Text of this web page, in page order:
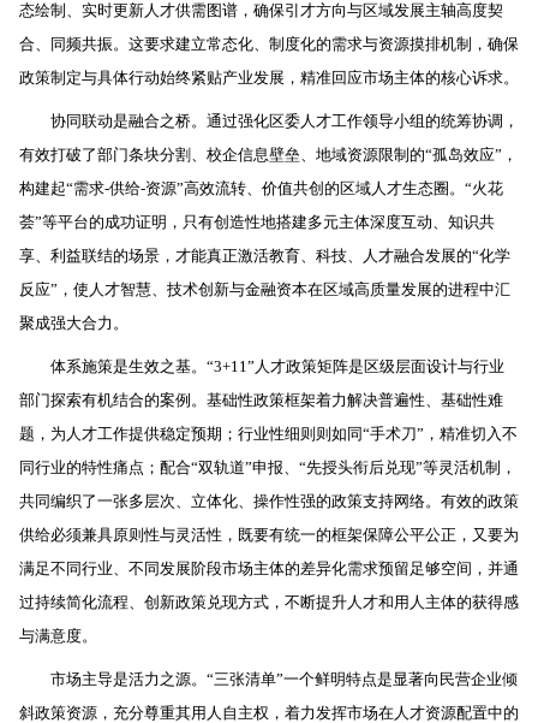
态绘制、实时更新人才供需图谱，确保引才方向与区域发展主轴高度契
合、同频共振。这要求建立常态化、制度化的需求与资源摸排机制，确保
政策制定与具体行动始终紧贴产业发展，精准回应市场主体的核心诉求。
协同联动是融合之桥。通过强化区委人才工作领导小组的统筹协调，
有效打破了部门条块分割、校企信息壁垒、地域资源限制的“孤岛效应”，
构建起“需求-供给-资源”高效流转、价值共创的区域人才生态圈。“火花
荟”等平台的成功证明，只有创造性地搭建多元主体深度互动、知识共
享、利益联结的场景，才能真正激活教育、科技、人才融合发展的“化学
反应”，使人才智慧、技术创新与金融资本在区域高质量发展的进程中汇
聚成强大合力。
体系施策是生效之基。“3+11”人才政策矩阵是区级层面设计与行业
部门探索有机结合的案例。基础性政策框架着力解决普遍性、基础性难
题，为人才工作提供稳定预期；行业性细则则如同“手术刀”，精准切入不
同行业的特性痛点；配合“双轨道”申报、“先授头衔后兑现”等灵活机制，
共同编织了一张多层次、立体化、操作性强的政策支持网络。有效的政策
供给必须兼具原则性与灵活性，既要有统一的框架保障公平公正，又要为
满足不同行业、不同发展阶段市场主体的差异化需求预留足够空间，并通
过持续简化流程、创新政策兑现方式，不断提升人才和用人主体的获得感
与满意度。
市场主导是活力之源。“三张清单”一个鲜明特点是显著向民营企业倾
斜政策资源，充分尊重其用人自主权，着力发挥市场在人才资源配置中的